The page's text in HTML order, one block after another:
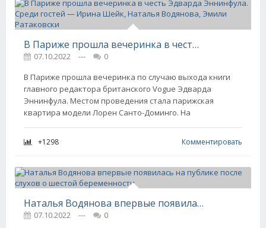
В Париже прошла вечеринка в честь Эдварда Эннинфула. Среди гостей — Ирина Шейк, Наталья Водянова, Эмили Ратаковски
07.10.2022 ---
0
В Париже прошла вечеринка по случаю выхода книги
главного редактора британского Vogue Эдварда
Эннинфула. Местом проведения стала парижская
квартира модели Лорен Санто-Доминго. На
+1298 Комментировать
Наталья Водянова впервые появилась на публике после слухов о шестой беременности
07.10.2022 ---
0